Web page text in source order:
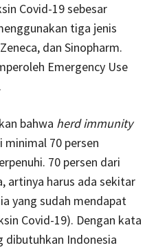
Covid-19 sebesar
tiga jenis
dan Sinopharm.
Emergency Use
bahwa herd immunity
70 persen
70 persen dari
artinya harus ada sekitar
yang sudah mendapat
Covid-19). Dengan kata
dibutuhkan Indonesia